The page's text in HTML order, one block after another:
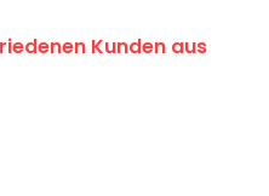
Kunden aus